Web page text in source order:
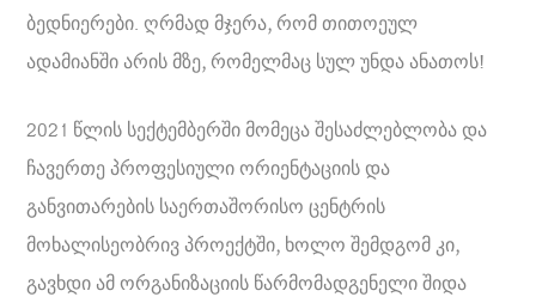
ბედნიერები. ღრმად მჯერა, რომ თითოეულ
ადამიანში არის მზე, რომელმაც სულ უნდა ანათოს!
2021 წლის სექტემბერში მომეცა შესაძლებლობა და
ჩავერთე პროფესიული ორიენტაციის და
განვითარების საერთაშორისო ცენტრის
მოხალისეობრივ პროექტში, ხოლო შემდგომ კი,
გავხდი ამ ორგანიზაციის წარმომადგენელი შიდა